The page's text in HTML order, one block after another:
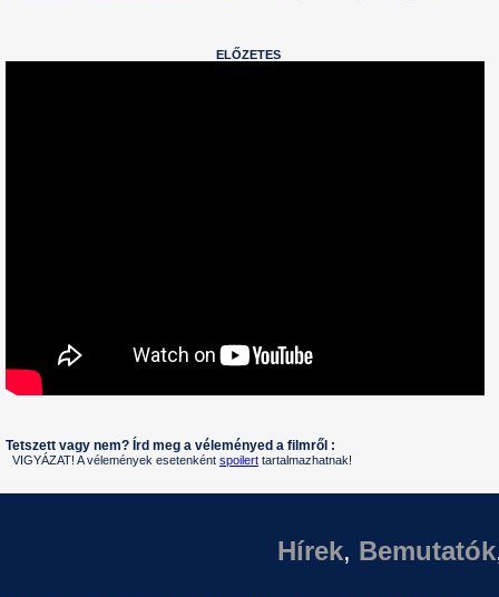
ELŐZETES
Tetszett vagy nem? Írd meg a véleményed a filmről :
VIGYÁZAT! A vélemények esetenként spoilert tartalmazhatnak!
Hírek, Bemutatók